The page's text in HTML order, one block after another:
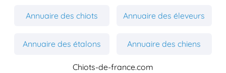
Annuaire des chiots Annuaire des éleveurs
Annuaire des étalons Annuaire des chiens
Chiots-de-france.com